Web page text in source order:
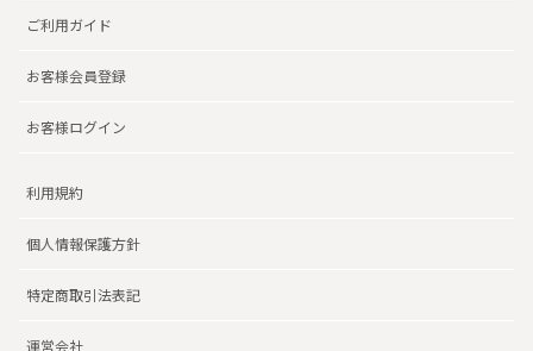
ご利用ガイド
お客様会員登録
お客様ログイン
利用規約
個人情報保護方針
特定商取引法表記
運営会社